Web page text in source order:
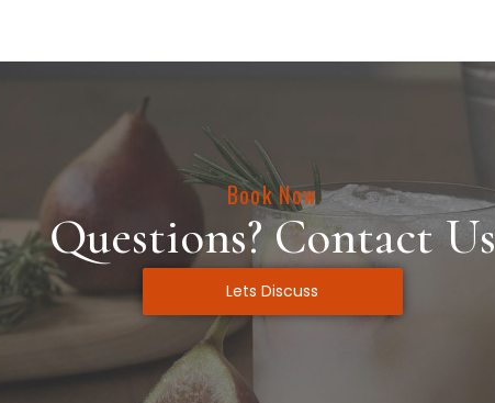
Book Now
Questions? Contact Us
Lets Discuss